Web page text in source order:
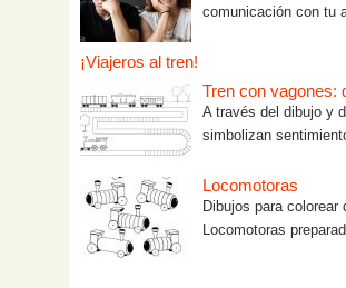
comunicación con tu
¡Viajeros al tren!
Tren con vagones:
A través del dibujo y
simbolizan
Locomotoras
Dibujos para
Locomotoras